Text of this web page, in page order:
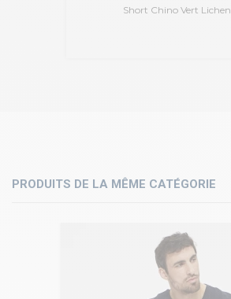
Short Chino Vert Lichen
PRODUITS DE LA MÊME CATÉGORIE